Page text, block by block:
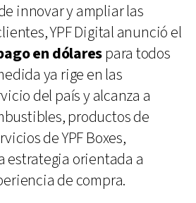
innovar y ampliar las
YPF Digital anunció el
en dólarespara todos
ya rige en las
del país y alcanza a
productos de
de YPF Boxes,
estrategia orientada a
de compra.